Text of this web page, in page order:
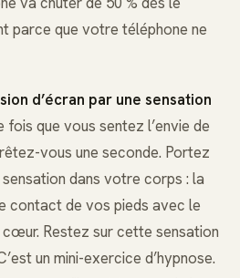
parce que votre téléphone ne
d’écran par une sensation
fois que vous sentez l’envie de
vous une seconde. Portez
dans votre corps : la
contact de vos pieds avec le
Restez sur cette sensation
un mini-exercice d’hypnose.